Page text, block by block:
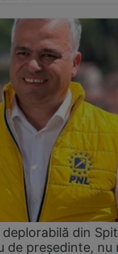
din
de președinte, nu